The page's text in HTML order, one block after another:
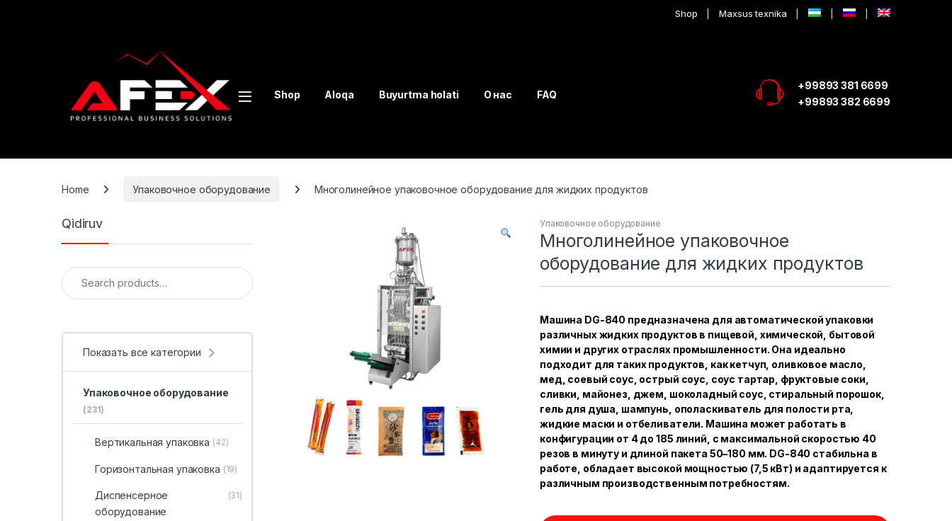
Shop Maxsus texnika
Shop Aloqa Buyurtma holati О нас FAQ
+99893 381 6699
+99893 382 6699
Home Упаковочное оборудование Многолинейное упаковочное оборудование для жидких продуктов
Упаковочное оборудование
Многолинейное упаковочное
оборудование для жидких продуктов
Машина DG-840 предназначена для автоматической упаковки
различных жидких продуктов в пищевой, химической, бытовой
химии и других отраслях промышленности. Она идеально
подходит для таких продуктов, как кетчуп, оливковое масло,
мед, соевый соус, острый соус, соус тартар, фруктовые соки,
сливки, майонез, джем, шоколадный соус, стиральный порошок,
гель для душа, шампунь, ополаскиватель для полости рта,
жидкие маски и отбеливатели. Машина может работать в
конфигурации от 4 до 185 линий, с максимальной скоростью 40
резов в минуту и ​​длиной пакета 50–180 мм. DG-840 стабильна в
работе, обладает высокой мощностью (7,5 кВт) и адаптируется к
различным производственным потребностям.
Qidiruv
Search for:
Показать все категории
Упаковочное оборудование
(231)
Вертикальная упаковка (42)
Горизонтальная упаковка (19)
Диспенсерное
оборудование
(31)